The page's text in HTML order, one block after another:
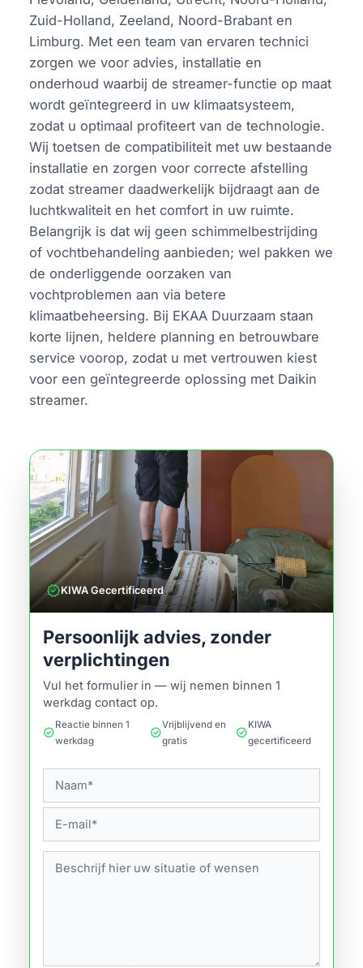
Zuid-Holland, Zeeland, Noord-Brabant en
Limburg. Met een team van ervaren technici
zorgen we voor advies, installatie en
onderhoud waarbij de streamer-functie op maat
wordt geïntegreerd in uw klimaatsysteem,
zodat u optimaal profiteert van de technologie.
Wij toetsen de compatibiliteit met uw bestaande
installatie en zorgen voor correcte afstelling
zodat streamer daadwerkelijk bijdraagt aan de
luchtkwaliteit en het comfort in uw ruimte.
Belangrijk is dat wij geen schimmelbestrijding
of vochtbehandeling aanbieden; wel pakken we
de onderliggende oorzaken van
vochtproblemen aan via betere
klimaatbeheersing. Bij EKAA Duurzaam staan
korte lijnen, heldere planning en betrouwbare
service voorop, zodat u met vertrouwen kiest
voor een geïntegreerde oplossing met Daikin
streamer.
verifiedKIWA Gecertificeerd
Persoonlijk advies, zonder
verplichtingen
Vul het formulier in — wij nemen binnen 1
werkdag contact op.
check_circle
Reactie binnen 1
werkdag
check_circle
Vrijblijvend en
gratis
check_circle
KIWA
gecertificeerd